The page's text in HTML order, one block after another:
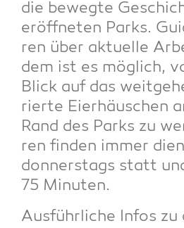
die beweg­te
eröff­ne­ten Parks.
ren über aktu­el­le
dem ist es mög­lich,
Blick auf das
rier­te Eier­häus­chen
Rand des Parks zu
ren fin­den immer
don­ners­tags statt
75 Minuten.
Aus­führ­li­che Infos